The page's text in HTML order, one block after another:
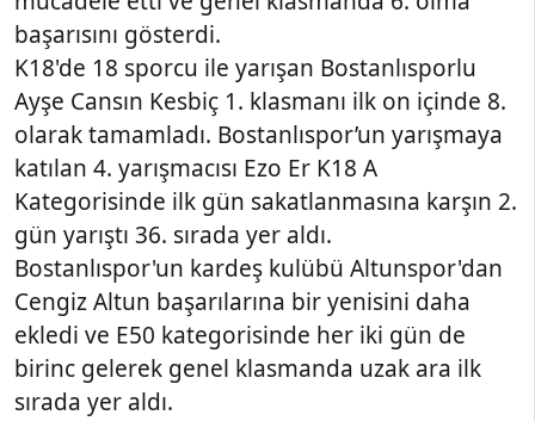
başarısını gösterdi.
K18'de 18 sporcu ile yarışan Bostanlısporlu
Ayşe Cansın Kesbiç 1. klasmanı ilk on içinde 8.
olarak tamamladı. Bostanlıspor’un yarışmaya
katılan 4. yarışmacısı Ezo Er K18 A
Kategorisinde ilk gün sakatlanmasına karşın 2.
gün yarıştı 36. sırada yer aldı.
Bostanlıspor'un kardeş kulübü Altunspor'dan
Cengiz Altun başarılarına bir yenisini daha
ekledi ve E50 kategorisinde her iki gün de
birinc gelerek genel klasmanda uzak ara ilk
sırada yer aldı.